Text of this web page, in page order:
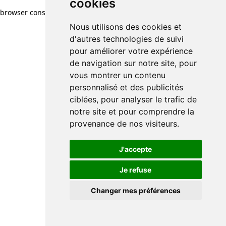
cookies
Nous utilisons des cookies et
d'autres technologies de suivi
pour améliorer votre expérience
de navigation sur notre site, pour
vous montrer un contenu
personnalisé et des publicités
ciblées, pour analyser le trafic de
notre site et pour comprendre la
provenance de nos visiteurs.
J'accepte
Je refuse
Changer mes préférences
browser console for more information)